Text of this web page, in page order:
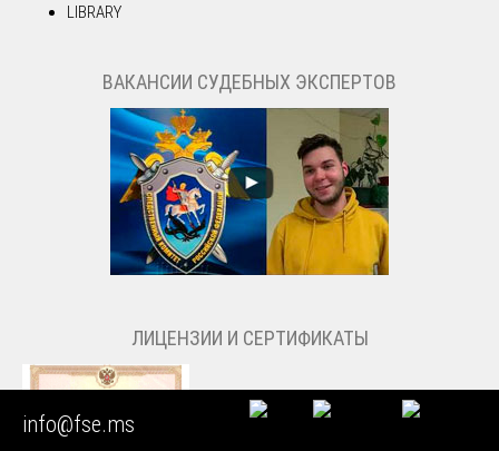
LIBRARY
ВАКАНСИИ СУДЕБНЫХ ЭКСПЕРТОВ
ЛИЦЕНЗИИ И СЕРТИФИКАТЫ
info@fse.ms